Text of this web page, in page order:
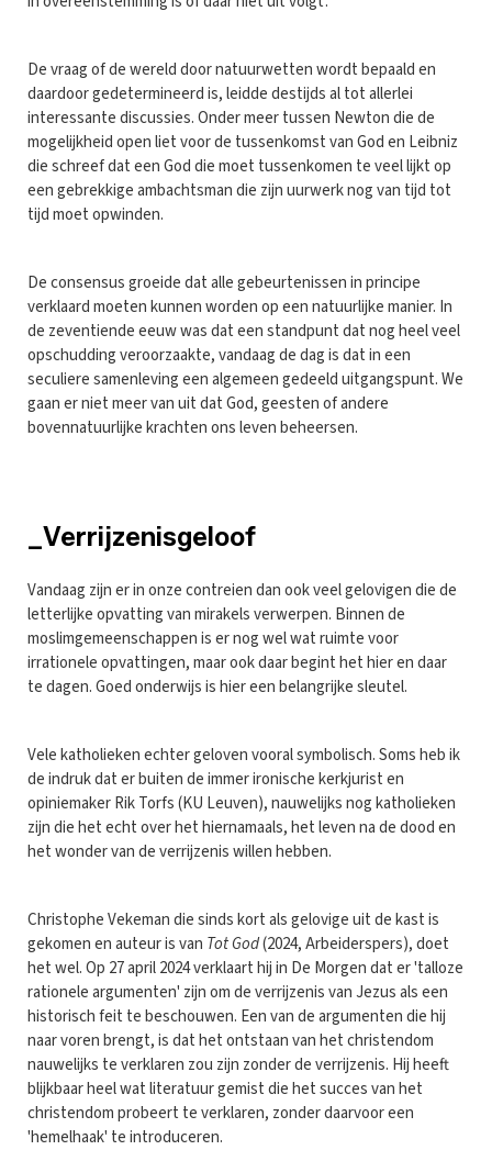
De vraag of de wereld door natuurwetten wordt bepaald en
daardoor gedetermineerd is, leidde destijds al tot allerlei
interessante discussies. Onder meer tussen Newton die de
mogelijkheid open liet voor de tussenkomst van God en Leibniz
die schreef dat een God die moet tussenkomen te veel lijkt op
een gebrekkige ambachtsman die zijn uurwerk nog van tijd tot
tijd moet opwinden.
De consensus groeide dat alle gebeurtenissen in principe
verklaard moeten kunnen worden op een natuurlijke manier. In
de zeventiende eeuw was dat een standpunt dat nog heel veel
opschudding veroorzaakte, vandaag de dag is dat in een
seculiere samenleving een algemeen gedeeld uitgangspunt. We
gaan er niet meer van uit dat God, geesten of andere
bovennatuurlijke krachten ons leven beheersen.
_Verrijzenisgeloof
Vandaag zijn er in onze contreien dan ook veel gelovigen die de
letterlijke opvatting van mirakels verwerpen. Binnen de
moslimgemeenschappen is er nog wel wat ruimte voor
irrationele opvattingen, maar ook daar begint het hier en daar
te dagen. Goed onderwijs is hier een belangrijke sleutel.
Vele katholieken echter geloven vooral symbolisch. Soms heb ik
de indruk dat er buiten de immer ironische kerkjurist en
opiniemaker Rik Torfs (KU Leuven), nauwelijks nog katholieken
zijn die het echt over het hiernamaals, het leven na de dood en
het wonder van de verrijzenis willen hebben.
Christophe Vekeman die sinds kort als gelovige uit de kast is
gekomen en auteur is van Tot God(2024, Arbeiderspers), doet
het wel. Op 27 april 2024 verklaart hij in De Morgen dat er 'talloze
rationele argumenten' zijn om de verrijzenis van Jezus als een
historisch feit te beschouwen. Een van de argumenten die hij
naar voren brengt, is dat het ontstaan van het christendom
nauwelijks te verklaren zou zijn zonder de verrijzenis. Hij heeft
blijkbaar heel wat literatuur gemist die het succes van het
christendom probeert te verklaren, zonder daarvoor een
'hemelhaak' te introduceren.